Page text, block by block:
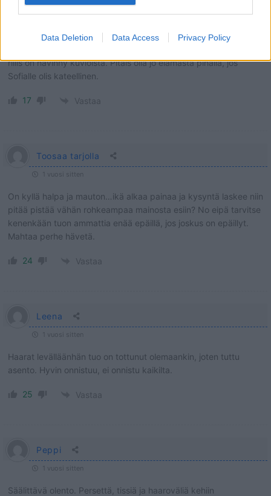
Data Deletion Data Access Privacy Policy
1 vuosi sitten
Onneksi on tullut opiskeltua, eikä tarvitse postata epätoivoisia
rillis on hävinny kuvioista. Pitäis olla jo elämästä pihalla, jos
Sofialle olis kateellinen.
17 Vastaa
Toosaa tarjolla
1 vuosi sitten
On kyllä halpa ja mauton…ikä alkaa painaa ja kysyntä laskee niin
pitää pistää vähän rohkeampaa mainosta esiin? No eipä tarvitse
kenenkään tuon ammattia enää epäillä, jos joskus on epäillyt.
Mahtaa perhe hävetä.
24 Vastaa
Leena
1 vuosi sitten
Haarat levälläänhän tuo on tottunut olemaankin, joten tuttu
asento. Hyvin onnistuu, ei onnistu kaikilta.
25 Vastaa
Peppi
1 vuosi sitten
Säälittävä olento. Persettä, tissiä ja haaroväliä kehiin